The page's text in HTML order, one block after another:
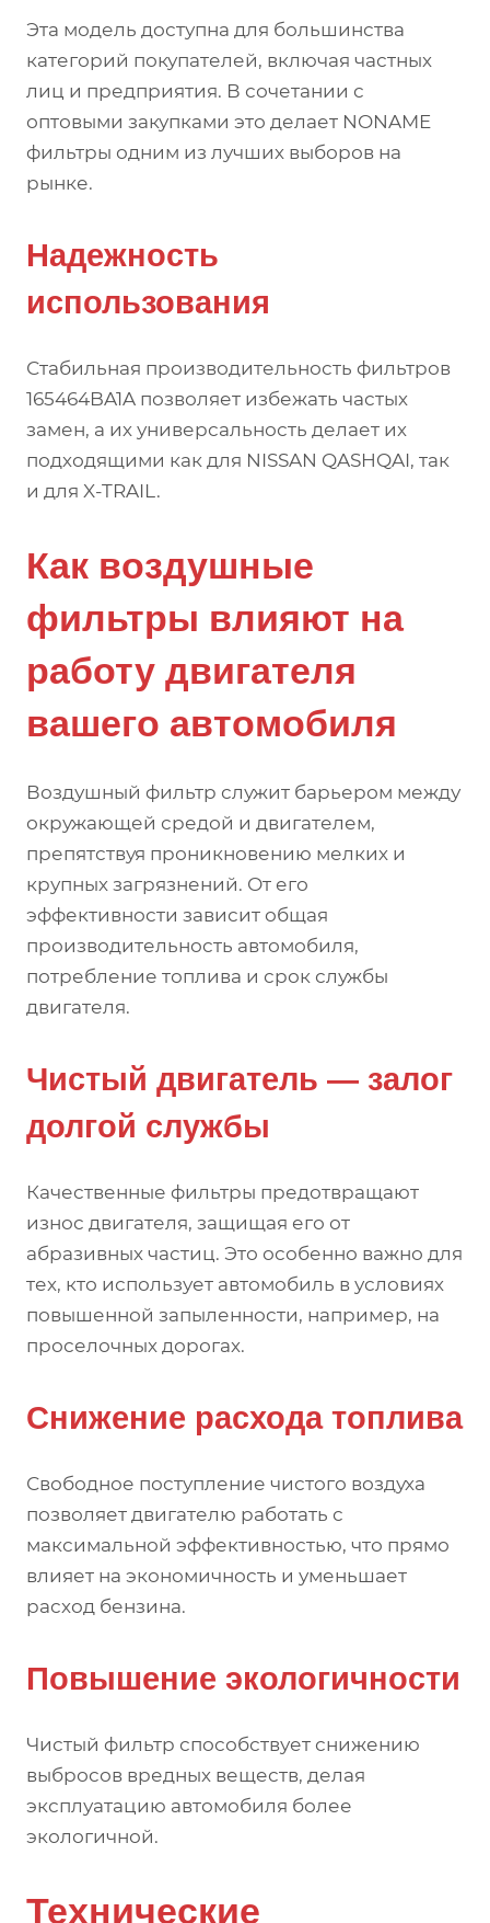
Эта модель доступна для большинства
категорий покупателей, включая частных
лиц и предприятия. В сочетании с
оптовыми закупками это делает NONAME
фильтры одним из лучших выборов на
рынке.
Надежность
использования
Стабильная производительность фильтров
165464BA1A позволяет избежать частых
замен, а их универсальность делает их
подходящими как для NISSAN QASHQAI, так
и для X-TRAIL.
Как воздушные
фильтры влияют на
работу двигателя
вашего автомобиля
Воздушный фильтр служит барьером между
окружающей средой и двигателем,
препятствуя проникновению мелких и
крупных загрязнений. От его
эффективности зависит общая
производительность автомобиля,
потребление топлива и срок службы
двигателя.
Чистый двигатель — залог
долгой службы
Качественные фильтры предотвращают
износ двигателя, защищая его от
абразивных частиц. Это особенно важно для
тех, кто использует автомобиль в условиях
повышенной запыленности, например, на
проселочных дорогах.
Снижение расхода топлива
Свободное поступление чистого воздуха
позволяет двигателю работать с
максимальной эффективностью, что прямо
влияет на экономичность и уменьшает
расход бензина.
Повышение экологичности
Чистый фильтр способствует снижению
выбросов вредных веществ, делая
эксплуатацию автомобиля более
экологичной.
Технические